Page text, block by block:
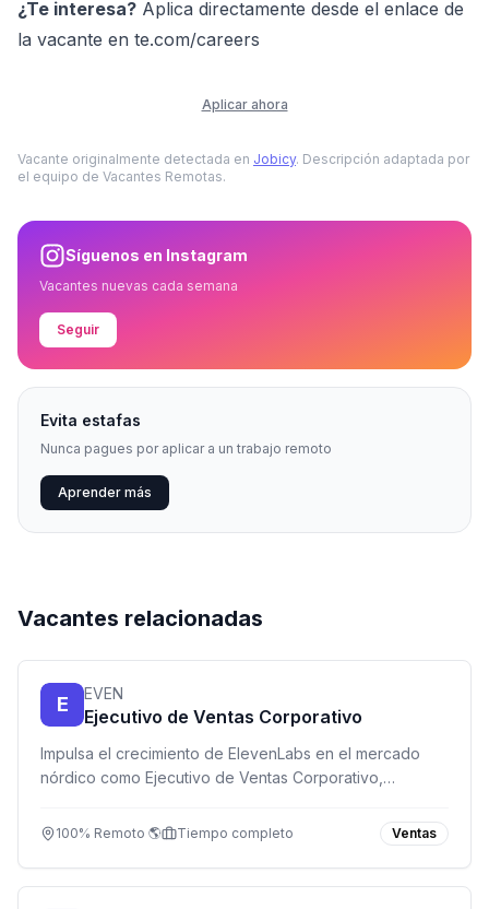
¿Te interesa? Aplica directamente desde el enlace de
la vacante en te.com/careers
Aplicar ahora
Vacante originalmente detectada en Jobicy. Descripción adaptada por
el equipo de Vacantes Remotas.
Síguenos en Instagram
Vacantes nuevas cada semana
Seguir
Evita estafas
Nunca pagues por aplicar a un trabajo remoto
Aprender más
Vacantes relacionadas
E EVEN
Ejecutivo de Ventas Corporativo
Impulsa el crecimiento de ElevenLabs en el mercado
nórdico como Ejecutivo de Ventas Corporativo,
cerrando acuerdos de alto impacto.
100% Remoto 🌎 Tiempo completo Ventas